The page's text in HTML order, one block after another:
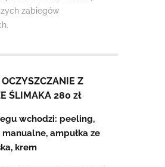
zabiegów
Z
ŚLIMAKA 280 zł
wchodzi: peeling,
manualne, ampułka ze
krem